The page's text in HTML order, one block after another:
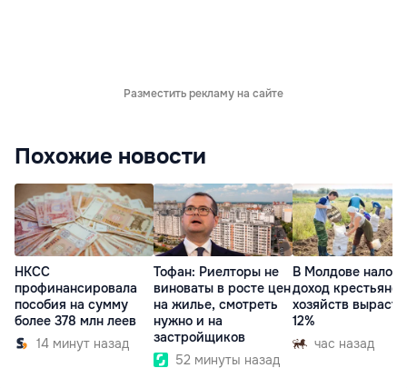
Разместить рекламу на сайте
Похожие новости
НКСС
профинансировала
пособия на сумму
более 378 млн леев
14 минут назад
Тофан: Риелторы не
виноваты в росте цен
на жилье, смотреть
нужно и на
застройщиков
52 минуты назад
В Молдове налог
доход
хозяйств
12%
час назад